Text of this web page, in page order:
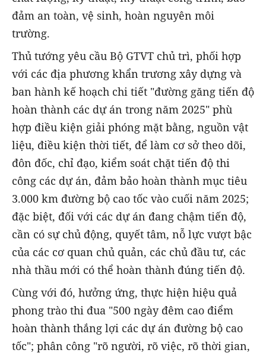
đảm an toàn, vệ sinh, hoàn nguyên môi
trường.
Thủ tướng yêu cầu Bộ GTVT chủ trì, phối hợp
với các địa phương khẩn trương xây dựng và
ban hành kế hoạch chi tiết "đường găng tiến độ
hoàn thành các dự án trong năm 2025" phù
hợp điều kiện giải phóng mặt bằng, nguồn vật
liệu, điều kiện thời tiết, để làm cơ sở theo dõi,
đôn đốc, chỉ đạo, kiểm soát chặt tiến độ thi
công các dự án, đảm bảo hoàn thành mục tiêu
3.000 km đường bộ cao tốc vào cuối năm 2025;
đặc biệt, đối với các dự án đang chậm tiến độ,
cần có sự chủ động, quyết tâm, nỗ lực vượt bậc
của các cơ quan chủ quản, các chủ đầu tư, các
nhà thầu mới có thể hoàn thành đúng tiến độ.
Cùng với đó, hưởng ứng, thực hiện hiệu quả
phong trào thi đua "500 ngày đêm cao điểm
hoàn thành thắng lợi các dự án đường bộ cao
tốc"; phân công "rõ người, rõ việc, rõ thời gian,